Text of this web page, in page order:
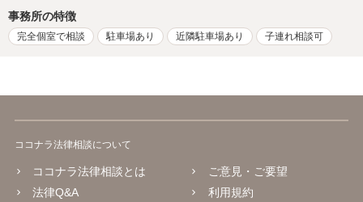
事務所の特徴
完全個室で相談 駐車場あり 近隣駐車場あり 子連れ相談可
ココナラ法律相談について
ココナラ法律相談とは
法律Q&A
ご意見・ご要望
利用規約